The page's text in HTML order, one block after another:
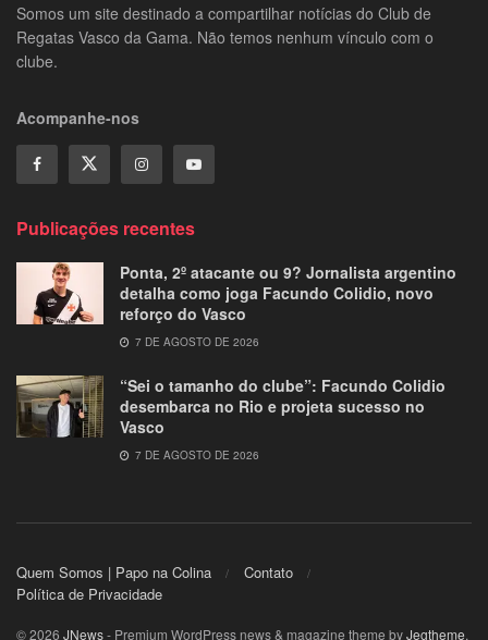
Somos um site destinado a compartilhar notícias do Club de
Regatas Vasco da Gama. Não temos nenhum vínculo com o
clube.
Acompanhe-nos
Publicações recentes
Ponta, 2º atacante ou 9? Jornalista argentino
detalha como joga Facundo Colidio, novo
reforço do Vasco
7 DE AGOSTO DE 2026
“Sei o tamanho do clube”: Facundo Colidio
desembarca no Rio e projeta sucesso no
Vasco
7 DE AGOSTO DE 2026
Quem Somos | Papo na Colina
Contato
Política de Privacidade
© 2026 JNews- Premium WordPress news & magazine theme byJegtheme.